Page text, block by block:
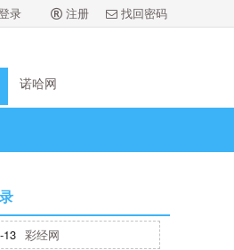
录 注册 找回密码
诺哈网
诺哈网
诺哈网
诺哈网
13 彩经网